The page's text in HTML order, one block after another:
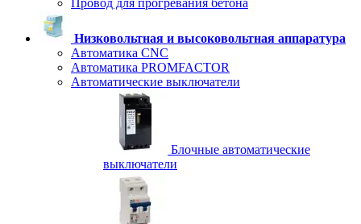
Провод для прогревания бетона
Низковольтная и высоковольтная аппаратура
Автоматика CNC
Автоматика PROMFACTOR
Автоматические выключатели
Блочные автоматические
выключатели